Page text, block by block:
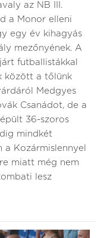
az NB III.
a Monor elleni
egy év kihagyás
mezőnyének. A
futballistákkal
között a tőlünk
Medgyes
Csanádot, de a
36-szoros
mindkét
a Kozármislennyel
miatt még nem
lesz